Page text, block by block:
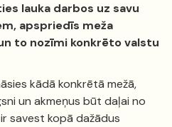
lauka darbos uz savu
apspriedīs meža
to nozīmi konkrēto valstu
kādā konkrētā mežā,
un akmeņus būt daļai no
savest kopā dažādus